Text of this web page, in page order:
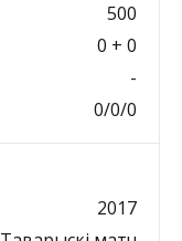
500
0 + 0
-
0/0/0
2017